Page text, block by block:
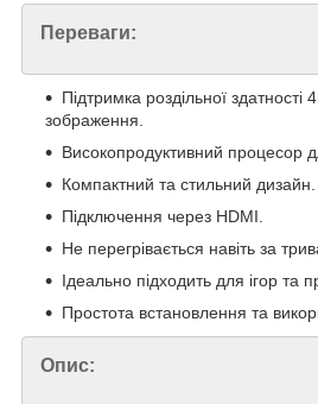
Переваги:
Підтримка роздільної здатності
зображення.
Високопродуктивний процесор
Компактний та стильний дизайн.
Підключення через HDMI.
Не перегрівається навіть за
Ідеально підходить для ігор та
Простота встановлення та
Опис: